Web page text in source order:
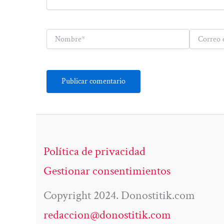
Nombre*
Correo
electrónico*
Política de privacidad
Gestionar consentimientos
Copyright 2024. Donostitik.com
redaccion@donostitik.com